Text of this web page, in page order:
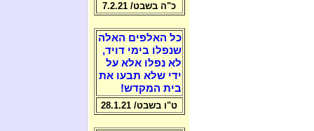
כ"ה בשבט/ 7.2.21
כל האלפים האלה
שנפלו בימי דויד,
לא נפלו אלא על
ידי שלא תבעו את
בית המקדש!
ט"ו בשבט/ 28.1.21